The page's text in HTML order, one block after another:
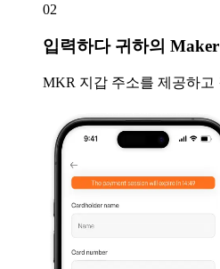
02
입력하다귀하의
MKR 지갑 주소를 제공하고